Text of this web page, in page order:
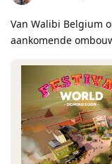
Van Walibi Belgium
aankomende